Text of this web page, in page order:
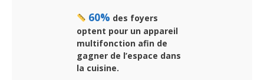
60% des foyers
optent pour un appareil
multifonction afin de
gagner de l’espace dans
la cuisine.